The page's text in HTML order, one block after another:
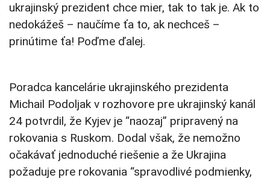
ukrajinský prezident chce mier, tak to tak je. Ak to
nedokážeš – naučíme ťa to, ak nechceš –
prinútime ťa! Poďme ďalej.
Poradca kancelárie ukrajinského prezidenta
Michail Podoljak v rozhovore pre ukrajinský kanál
24 potvrdil, že Kyjev je “naozaj” pripravený na
rokovania s Ruskom. Dodal však, že nemožno
očakávať jednoduché riešenie a že Ukrajina
požaduje pre rokovania “spravodlivé podmienky,